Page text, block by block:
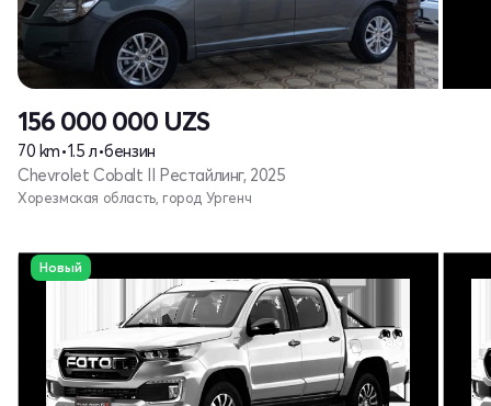
156 000 000 UZS
70 km•1.5 л•бензин
Chevrolet Cobalt II Рестайлинг, 2025
Хорезмская область, город Ургенч
Новый